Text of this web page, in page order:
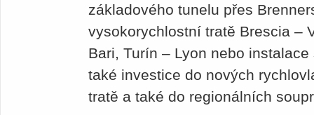
základového tunelu přes
vysokorychlostní tratě Brescia –
Bari, Turín – Lyon nebo
také investice do nových
tratě a také do regionálních